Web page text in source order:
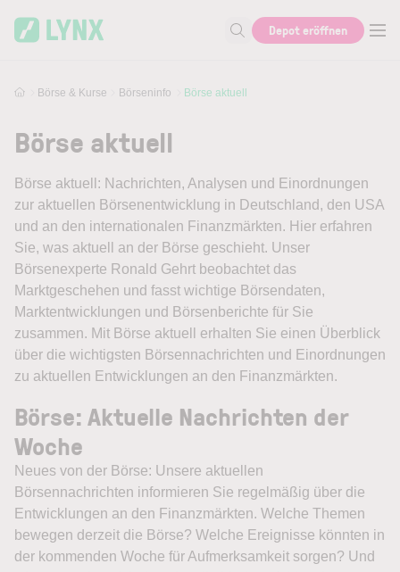
Suche nach Aktie, Autor...
Depot eröffnen
Börse & Kurse Börseninfo Börse aktuell
Börse aktuell
Börse aktuell: Nachrichten, Analysen und Einordnungen
zur aktuellen Börsenentwicklung in Deutschland, den USA
und an den internationalen Finanzmärkten. Hier erfahren
Sie, was aktuell an der Börse geschieht. Unser
Börsenexperte Ronald Gehrt beobachtet das
Marktgeschehen und fasst wichtige Börsendaten,
Marktentwicklungen und Börsenberichte für Sie
zusammen. Mit Börse aktuell erhalten Sie einen Überblick
über die wichtigsten Börsennachrichten und Einordnungen
zu aktuellen Entwicklungen an den Finanzmärkten.
Börse: Aktuelle Nachrichten der
Woche
Neues von der Börse: Unsere aktuellen
Börsennachrichten informieren Sie regelmäßig über die
Entwicklungen an den Finanzmärkten. Welche Themen
bewegen derzeit die Börse? Welche Ereignisse könnten in
der kommenden Woche für Aufmerksamkeit sorgen? Und